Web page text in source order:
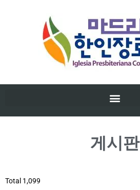
게시판
Total 1,099